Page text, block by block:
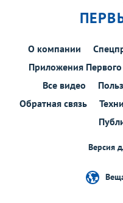
О компании
Приложения Первого
Все видео
Обратная связь
Версия